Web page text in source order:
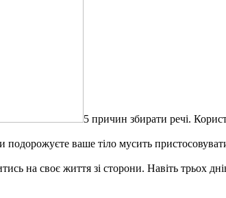
5 причин збирати речі.
ваше тіло мусить
на своє життя зі сторони. Навіть трьох